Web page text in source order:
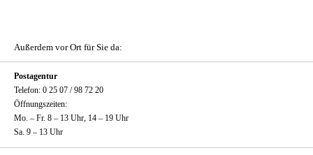
Außerdem vor Ort für Sie da:
Postagentur
Telefon: 0 25 07 / 98 72 20
Öffnungszeiten:
Mo. – Fr. 8 – 13 Uhr, 14 – 19 Uhr
Sa. 9 – 13 Uhr